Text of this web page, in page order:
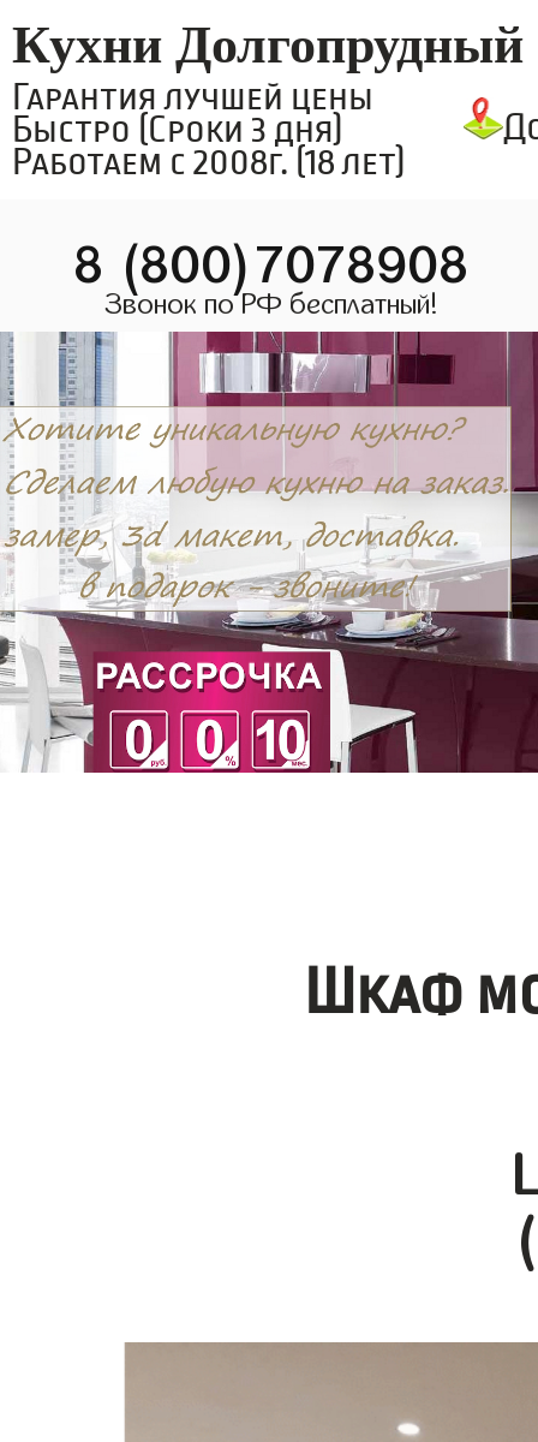
Кухни Долгопрудный
Гарантия лучшей цены
Быстро (Сроки 3 дня)
Работаем с 2008г. (18 лет)
8 (800)7078908
Звонок по РФ бесплатный!
Шкаф